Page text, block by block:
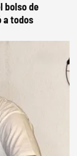
bolso de
a todos